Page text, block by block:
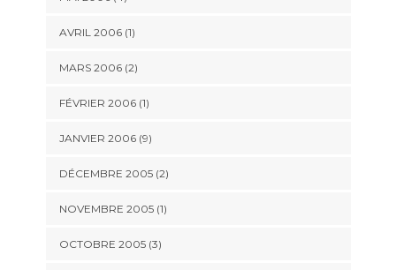
AVRIL 2006 (1)
MARS 2006 (2)
FÉVRIER 2006 (1)
JANVIER 2006 (9)
DÉCEMBRE 2005 (2)
NOVEMBRE 2005 (1)
OCTOBRE 2005 (3)